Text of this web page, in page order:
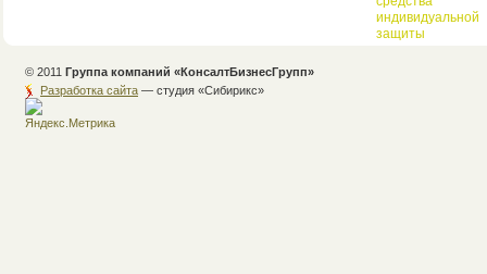
© 2011 Группа компаний «КонсалтБизнесГрупп»
Разработка сайта — студия «Cибирикс»